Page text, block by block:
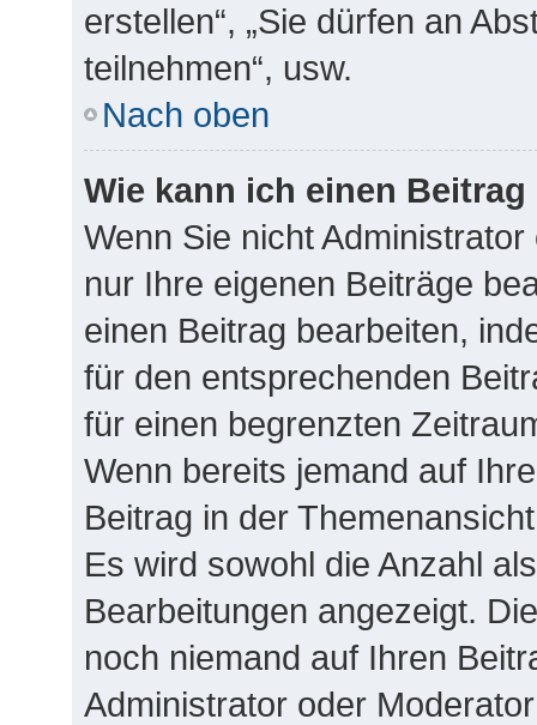
erstellen“, „Sie dürfen an
teilnehmen“, usw.
Nach oben
Wie kann ich einen
Wenn Sie nicht
nur Ihre eigenen Beiträge
einen Beitrag bearbeiten,
für den entsprechenden
für einen begrenzten
Wenn bereits jemand auf
Beitrag in der
Es wird sowohl die Anzahl
Bearbeitungen angezeigt.
noch niemand auf Ihren
Administrator oder